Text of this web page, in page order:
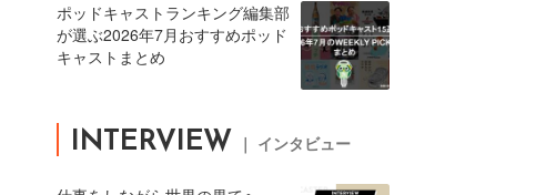
ポッドキャストランキング編集部
が選ぶ2026年7月おすすめポッド
キャストまとめ
INTERVIEW ｜ インタビュー